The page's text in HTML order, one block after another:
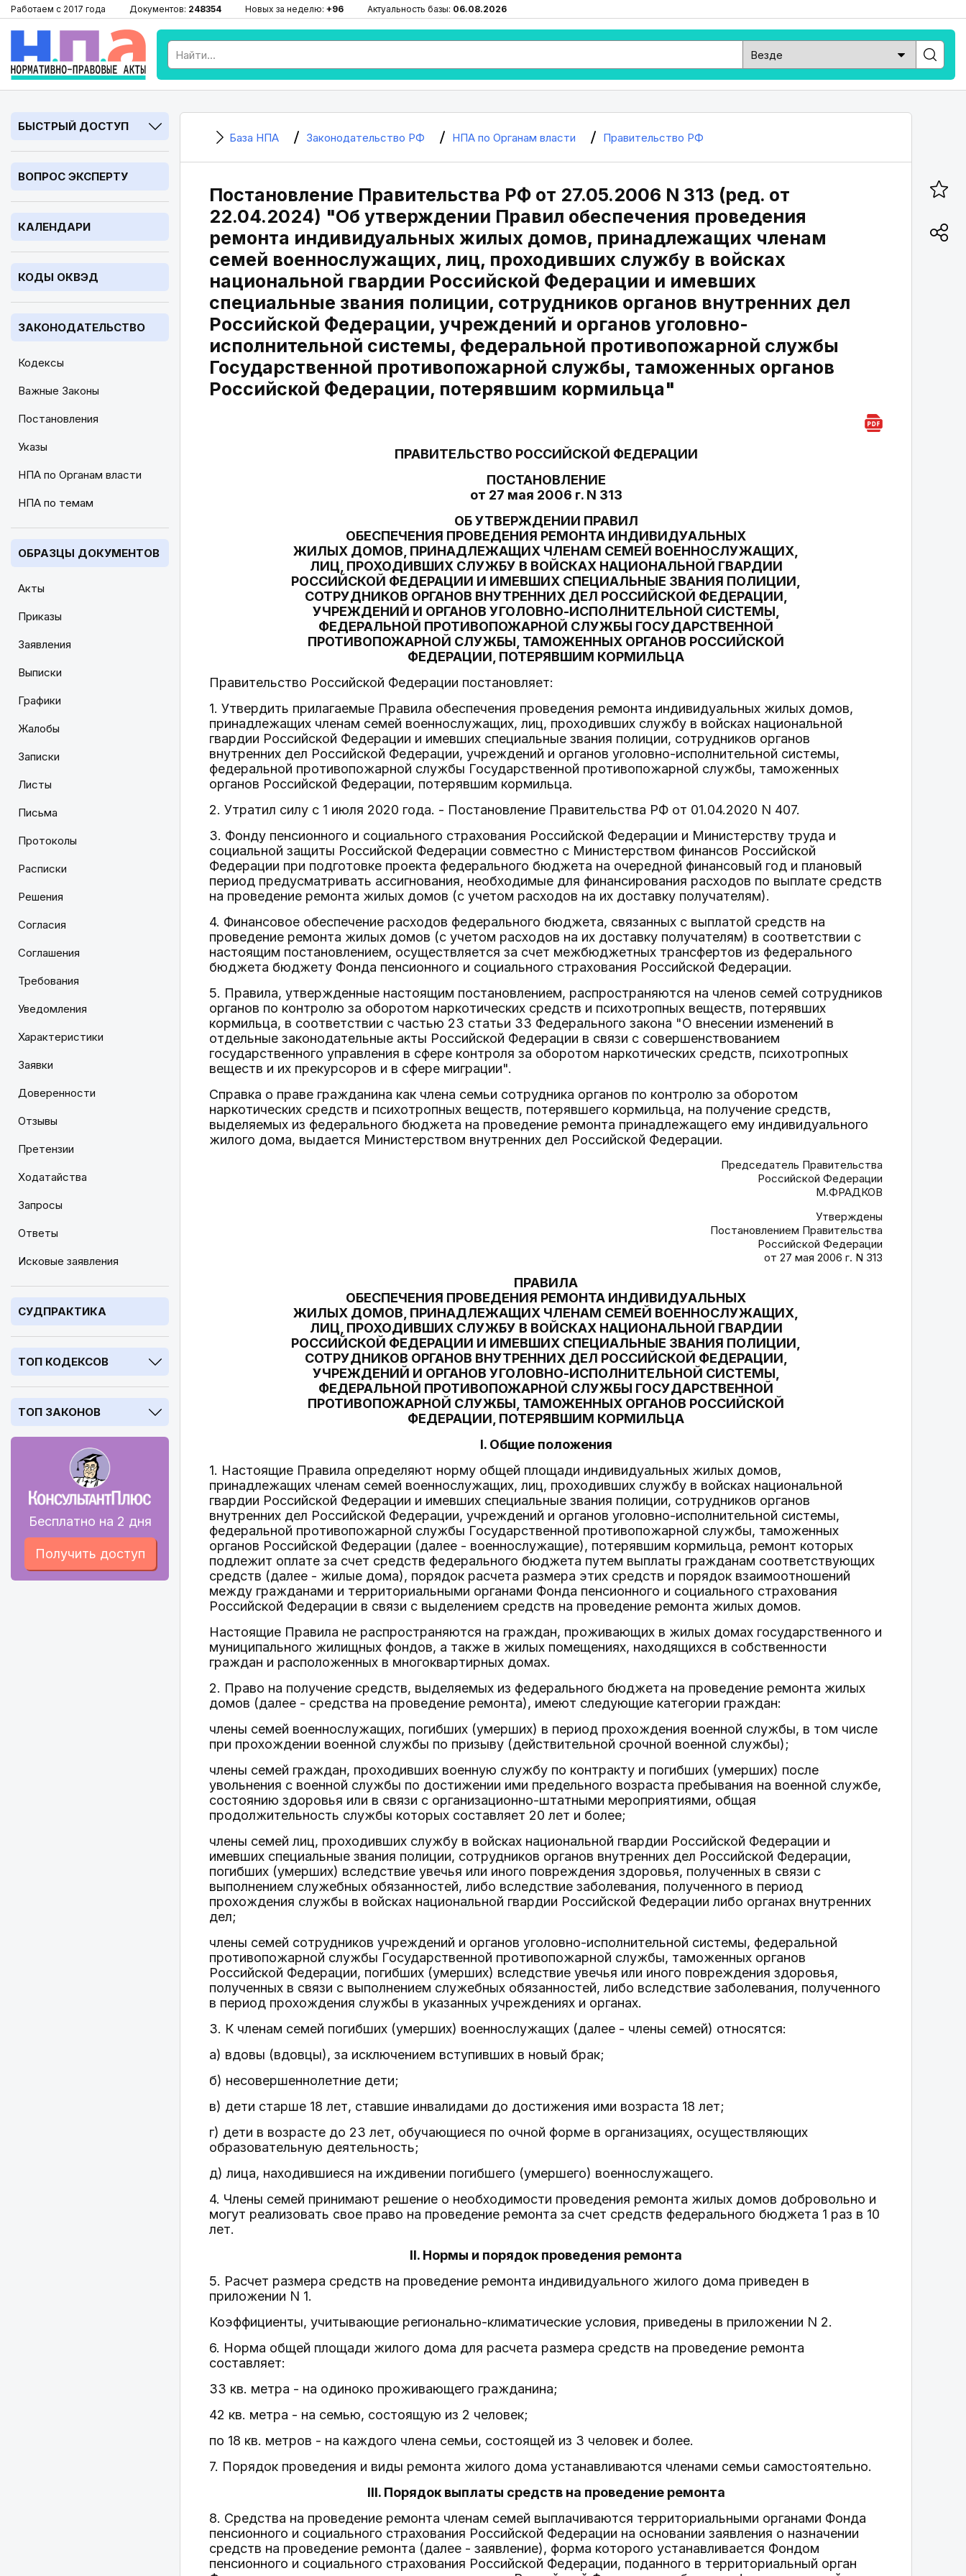
Работаем с 2017 года Документов: 248354 Новых за неделю: +96 Актуальность базы: 06.08.2026
БЫСТРЫЙ ДОСТУП
ВОПРОС ЭКСПЕРТУ
КАЛЕНДАРИ
КОДЫ ОКВЭД
ЗАКОНОДАТЕЛЬСТВО
Кодексы
Важные Законы
Постановления
Указы
НПА по Органам власти
НПА по темам
ОБРАЗЦЫ ДОКУМЕНТОВ
Акты
Приказы
Заявления
Выписки
Графики
Жалобы
Записки
Листы
Письма
Протоколы
Расписки
Решения
Согласия
Соглашения
Требования
Уведомления
Характеристики
Заявки
Доверенности
Отзывы
Претензии
Ходатайства
Запросы
Ответы
Исковые заявления
СУДПРАКТИКА
ТОП КОДЕКСОВ
ТОП ЗАКОНОВ
Бесплатно на 2 дня
Получить доступ
База НПА Законодательство РФ НПА по Органам власти Правительство РФ
Постановление Правительства РФ от 27.05.2006 N 313 (ред. от
22.04.2024) "Об утверждении Правил обеспечения проведения
ремонта индивидуальных жилых домов, принадлежащих членам
семей военнослужащих, лиц, проходивших службу в войсках
национальной гвардии Российской Федерации и имевших
специальные звания полиции, сотрудников органов внутренних дел
Российской Федерации, учреждений и органов уголовно-
исполнительной системы, федеральной противопожарной службы
Государственной противопожарной службы, таможенных органов
Российской Федерации, потерявшим кормильца"
ПРАВИТЕЛЬСТВО РОССИЙСКОЙ ФЕДЕРАЦИИ
ПОСТАНОВЛЕНИЕ
от 27 мая 2006 г. N 313
ОБ УТВЕРЖДЕНИИ ПРАВИЛ
ОБЕСПЕЧЕНИЯ ПРОВЕДЕНИЯ РЕМОНТА ИНДИВИДУАЛЬНЫХ
ЖИЛЫХ ДОМОВ, ПРИНАДЛЕЖАЩИХ ЧЛЕНАМ СЕМЕЙ ВОЕННОСЛУЖАЩИХ,
ЛИЦ, ПРОХОДИВШИХ СЛУЖБУ В ВОЙСКАХ НАЦИОНАЛЬНОЙ ГВАРДИИ
РОССИЙСКОЙ ФЕДЕРАЦИИ И ИМЕВШИХ СПЕЦИАЛЬНЫЕ ЗВАНИЯ ПОЛИЦИИ,
СОТРУДНИКОВ ОРГАНОВ ВНУТРЕННИХ ДЕЛ РОССИЙСКОЙ ФЕДЕРАЦИИ,
УЧРЕЖДЕНИЙ И ОРГАНОВ УГОЛОВНО-ИСПОЛНИТЕЛЬНОЙ СИСТЕМЫ,
ФЕДЕРАЛЬНОЙ ПРОТИВОПОЖАРНОЙ СЛУЖБЫ ГОСУДАРСТВЕННОЙ
ПРОТИВОПОЖАРНОЙ СЛУЖБЫ, ТАМОЖЕННЫХ ОРГАНОВ РОССИЙСКОЙ
ФЕДЕРАЦИИ, ПОТЕРЯВШИМ КОРМИЛЬЦА
Правительство Российской Федерации постановляет:
1. Утвердить прилагаемые Правила обеспечения проведения ремонта индивидуальных жилых домов,
принадлежащих членам семей военнослужащих, лиц, проходивших службу в войсках национальной
гвардии Российской Федерации и имевших специальные звания полиции, сотрудников органов
внутренних дел Российской Федерации, учреждений и органов уголовно-исполнительной системы,
федеральной противопожарной службы Государственной противопожарной службы, таможенных
органов Российской Федерации, потерявшим кормильца.
2. Утратил силу с 1 июля 2020 года. - Постановление Правительства РФ от 01.04.2020 N 407.
3. Фонду пенсионного и социального страхования Российской Федерации и Министерству труда и
социальной защиты Российской Федерации совместно с Министерством финансов Российской
Федерации при подготовке проекта федерального бюджета на очередной финансовый год и плановый
период предусматривать ассигнования, необходимые для финансирования расходов по выплате средств
на проведение ремонта жилых домов (с учетом расходов на их доставку получателям).
4. Финансовое обеспечение расходов федерального бюджета, связанных с выплатой средств на
проведение ремонта жилых домов (с учетом расходов на их доставку получателям) в соответствии с
настоящим постановлением, осуществляется за счет межбюджетных трансфертов из федерального
бюджета бюджету Фонда пенсионного и социального страхования Российской Федерации.
5. Правила, утвержденные настоящим постановлением, распространяются на членов семей сотрудников
органов по контролю за оборотом наркотических средств и психотропных веществ, потерявших
кормильца, в соответствии с частью 23 статьи 33 Федерального закона "О внесении изменений в
отдельные законодательные акты Российской Федерации в связи с совершенствованием
государственного управления в сфере контроля за оборотом наркотических средств, психотропных
веществ и их прекурсоров и в сфере миграции".
Справка о праве гражданина как члена семьи сотрудника органов по контролю за оборотом
наркотических средств и психотропных веществ, потерявшего кормильца, на получение средств,
выделяемых из федерального бюджета на проведение ремонта принадлежащего ему индивидуального
жилого дома, выдается Министерством внутренних дел Российской Федерации.
Председатель Правительства
Российской Федерации
М.ФРАДКОВ
Утверждены
Постановлением Правительства
Российской Федерации
от 27 мая 2006 г. N 313
ПРАВИЛА
ОБЕСПЕЧЕНИЯ ПРОВЕДЕНИЯ РЕМОНТА ИНДИВИДУАЛЬНЫХ
ЖИЛЫХ ДОМОВ, ПРИНАДЛЕЖАЩИХ ЧЛЕНАМ СЕМЕЙ ВОЕННОСЛУЖАЩИХ,
ЛИЦ, ПРОХОДИВШИХ СЛУЖБУ В ВОЙСКАХ НАЦИОНАЛЬНОЙ ГВАРДИИ
РОССИЙСКОЙ ФЕДЕРАЦИИ И ИМЕВШИХ СПЕЦИАЛЬНЫЕ ЗВАНИЯ ПОЛИЦИИ,
СОТРУДНИКОВ ОРГАНОВ ВНУТРЕННИХ ДЕЛ РОССИЙСКОЙ ФЕДЕРАЦИИ,
УЧРЕЖДЕНИЙ И ОРГАНОВ УГОЛОВНО-ИСПОЛНИТЕЛЬНОЙ СИСТЕМЫ,
ФЕДЕРАЛЬНОЙ ПРОТИВОПОЖАРНОЙ СЛУЖБЫ ГОСУДАРСТВЕННОЙ
ПРОТИВОПОЖАРНОЙ СЛУЖБЫ, ТАМОЖЕННЫХ ОРГАНОВ РОССИЙСКОЙ
ФЕДЕРАЦИИ, ПОТЕРЯВШИМ КОРМИЛЬЦА
I. Общие положения
1. Настоящие Правила определяют норму общей площади индивидуальных жилых домов,
принадлежащих членам семей военнослужащих, лиц, проходивших службу в войсках национальной
гвардии Российской Федерации и имевших специальные звания полиции, сотрудников органов
внутренних дел Российской Федерации, учреждений и органов уголовно-исполнительной системы,
федеральной противопожарной службы Государственной противопожарной службы, таможенных
органов Российской Федерации (далее - военнослужащие), потерявшим кормильца, ремонт которых
подлежит оплате за счет средств федерального бюджета путем выплаты гражданам соответствующих
средств (далее - жилые дома), порядок расчета размера этих средств и порядок взаимоотношений
между гражданами и территориальными органами Фонда пенсионного и социального страхования
Российской Федерации в связи с выделением средств на проведение ремонта жилых домов.
Настоящие Правила не распространяются на граждан, проживающих в жилых домах государственного и
муниципального жилищных фондов, а также в жилых помещениях, находящихся в собственности
граждан и расположенных в многоквартирных домах.
2. Право на получение средств, выделяемых из федерального бюджета на проведение ремонта жилых
домов (далее - средства на проведение ремонта), имеют следующие категории граждан:
члены семей военнослужащих, погибших (умерших) в период прохождения военной службы, в том числе
при прохождении военной службы по призыву (действительной срочной военной службы);
члены семей граждан, проходивших военную службу по контракту и погибших (умерших) после
увольнения с военной службы по достижении ими предельного возраста пребывания на военной службе,
состоянию здоровья или в связи с организационно-штатными мероприятиями, общая
продолжительность службы которых составляет 20 лет и более;
члены семей лиц, проходивших службу в войсках национальной гвардии Российской Федерации и
имевших специальные звания полиции, сотрудников органов внутренних дел Российской Федерации,
погибших (умерших) вследствие увечья или иного повреждения здоровья, полученных в связи с
выполнением служебных обязанностей, либо вследствие заболевания, полученного в период
прохождения службы в войсках национальной гвардии Российской Федерации либо органах внутренних
дел;
члены семей сотрудников учреждений и органов уголовно-исполнительной системы, федеральной
противопожарной службы Государственной противопожарной службы, таможенных органов
Российской Федерации, погибших (умерших) вследствие увечья или иного повреждения здоровья,
полученных в связи с выполнением служебных обязанностей, либо вследствие заболевания, полученного
в период прохождения службы в указанных учреждениях и органах.
3. К членам семей погибших (умерших) военнослужащих (далее - члены семей) относятся:
а) вдовы (вдовцы), за исключением вступивших в новый брак;
б) несовершеннолетние дети;
в) дети старше 18 лет, ставшие инвалидами до достижения ими возраста 18 лет;
г) дети в возрасте до 23 лет, обучающиеся по очной форме в организациях, осуществляющих
образовательную деятельность;
д) лица, находившиеся на иждивении погибшего (умершего) военнослужащего.
4. Члены семей принимают решение о необходимости проведения ремонта жилых домов добровольно и
могут реализовать свое право на проведение ремонта за счет средств федерального бюджета 1 раз в 10
лет.
II. Нормы и порядок проведения ремонта
5. Расчет размера средств на проведение ремонта индивидуального жилого дома приведен в
приложении N 1.
Коэффициенты, учитывающие регионально-климатические условия, приведены в приложении N 2.
6. Норма общей площади жилого дома для расчета размера средств на проведение ремонта
составляет:
33 кв. метра - на одиноко проживающего гражданина;
42 кв. метра - на семью, состоящую из 2 человек;
по 18 кв. метров - на каждого члена семьи, состоящей из 3 человек и более.
7. Порядок проведения и виды ремонта жилого дома устанавливаются членами семьи самостоятельно.
III. Порядок выплаты средств на проведение ремонта
8. Средства на проведение ремонта членам семей выплачиваются территориальными органами Фонда
пенсионного и социального страхования Российской Федерации на основании заявления о назначении
средств на проведение ремонта (далее - заявление), форма которого устанавливается Фондом
пенсионного и социального страхования Российской Федерации, поданного в территориальный орган